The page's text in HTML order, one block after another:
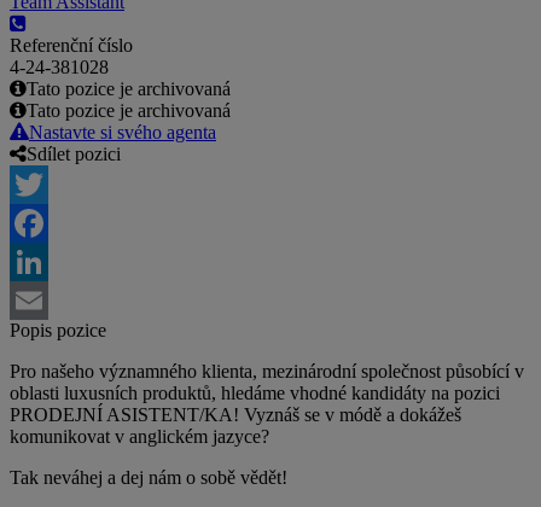
Referenční číslo
4-24-381028
Tato pozice je archivovaná
Tato pozice je archivovaná
Nastavte si svého agenta
Sdílet pozici
Twitter
Facebook
LinkedIn
Email
Popis pozice
Pro našeho významného klienta, mezinárodní společnost působící v
oblasti luxusních produktů, hledáme vhodné kandidáty na pozici
PRODEJNÍ ASISTENT/KA! Vyznáš se v módě a dokážeš
komunikovat v anglickém jazyce?
Tak neváhej a dej nám o sobě vědět!